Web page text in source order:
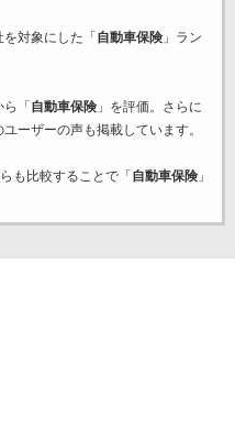
を対象にした「 自動車保険」ラン
「 自動車保険」を評価。さらに
ーザーの声も掲載しています。
も比較することで「 自動車保険」